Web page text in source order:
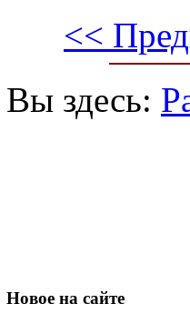
<<
Вы здесь:
Новое на сайте